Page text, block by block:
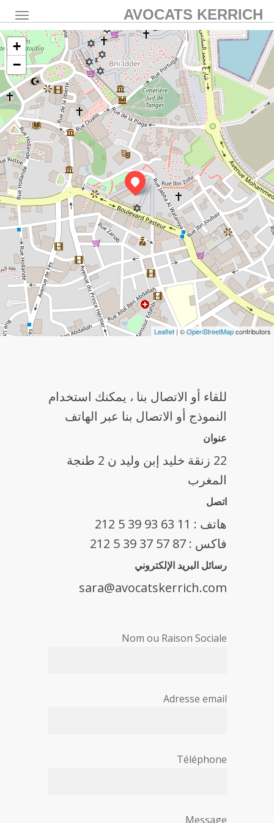
AVOCATS KERRICH
+
−
Leaflet| ©OpenStreetMapcontributors
للقاء أو الاتصال بنا ، يمكنك استخدام
النموذج أو الاتصال بنا عبر الهاتف
عنوان
22 زنقة خليد إبن وليد ن 2 طنجة
المغرب
اتصل
هاتف : 11 63 93 39 5 212
فاكس : 87 57 37 39 5 212
رسائل البريد الإلكتروني
sara@avocatskerrich.com
Nom ou Raison Sociale
Adresse email
Téléphone
Message